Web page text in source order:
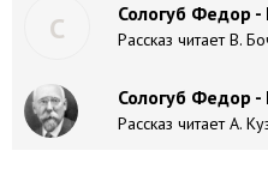
С Сологуб Федор
Рассказ читает В.
Сологуб Федор
Рассказ читает А.